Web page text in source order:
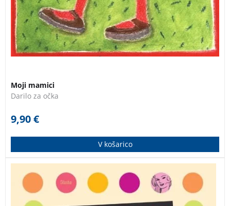
Moji mamici
Darilo za očka
9,90€
V košarico
Kako izbrati pravo obleko za določeno priložnost? Kako
organizirati šolske in izvenšolske obveznosti? So fantje
res taki bedaki, kakor se zdi na prvi pogled? Zakaj